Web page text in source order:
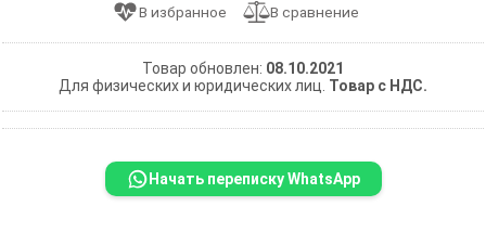
Товар обновлен: 08.10.2021
Для физических и юридических лиц. Товар с НДС.
Начать переписку WhatsApp